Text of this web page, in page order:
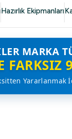
Hazırlık Ekipmanları
MARKA
FARKSIZ
Yararlanmak